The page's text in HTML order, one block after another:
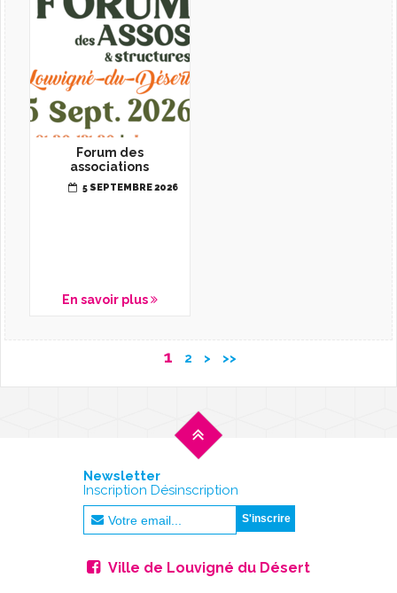
Forum des
associations
5 SEPTEMBRE 2026
En savoir plus
1 2 > >>
Newsletter
Inscription Désinscription
Ville de Louvigné du Désert